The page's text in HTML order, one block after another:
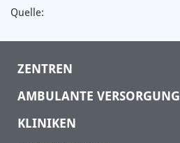
Quelle:
ZENTREN
AMBULANTE VERSORGUNG
KLINIKEN